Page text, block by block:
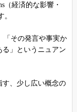
（経済的な影響・
「その発言や事実か
」というニュアン
、少し広い概念の